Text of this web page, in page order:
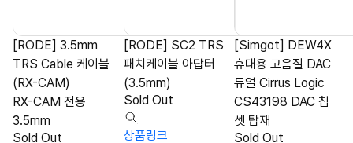
[RODE] 3.5mm
TRS Cable 케이블
(RX-CAM)
RX-CAM 전용
3.5mm
Sold Out
[RODE] SC2 TRS
패치케이블 아답터
(3.5mm)
Sold Out
상품링크
[Simgot] DEW4X
휴대용 고음질 DAC
듀얼 Cirrus Logic
CS43198 DAC 칩
셋 탑재
Sold Out